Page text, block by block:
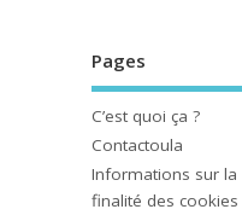
Pages
C’est quoi ça ?
Contactoula
Informations sur la
finalité des cookies